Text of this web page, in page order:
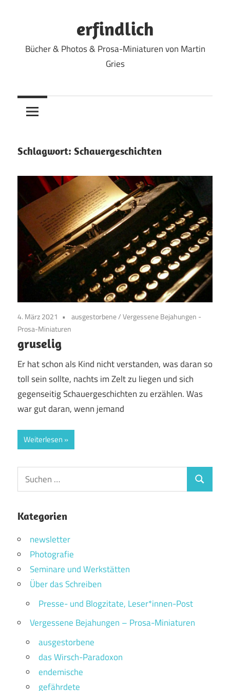
erfindlich
Bücher & Photos & Prosa-Miniaturen von Martin
Gries
Schlagwort: Schauergeschichten
4. März 2021 ausgestorbene/Vergessene Bejahungen -
Prosa-Miniaturen
gruselig
Er hat schon als Kind nicht verstanden, was daran so
toll sein sollte, nachts im Zelt zu liegen und sich
gegenseitig Schauergeschichten zu erzählen. Was
war gut daran, wenn jemand
Weiterlesen
Suchen
nach:
Suchen
Kategorien
newsletter
Photografie
Seminare und Werkstätten
Über das Schreiben
Presse- und Blogzitate, Leser*innen-Post
Vergessene Bejahungen – Prosa-Miniaturen
ausgestorbene
das Wirsch-Paradoxon
endemische
gefährdete